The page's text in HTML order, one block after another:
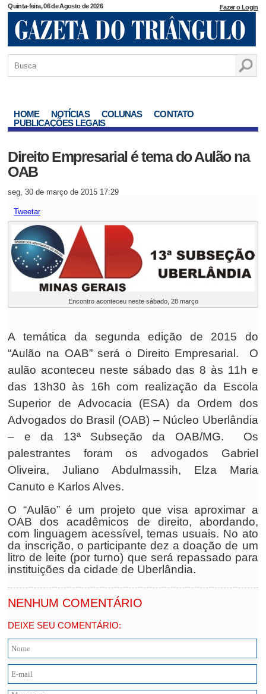
Quinta-feira, 06 de Agosto de 2026 Fazer o Login
HOME NOTÍCIAS COLUNAS
CONTATO
PUBLICAÇÕES LEGAIS
Direito Empresarial é tema do Aulão na
OAB
seg, 30 de março de 2015 17:29
Tweetar
Encontro aconteceu neste sábado, 28 março
A temática da segunda edição de 2015 do
“Aulão na OAB” será o Direito Empresarial. O
aulão aconteceu neste sábado das 8 às 11h e
das 13h30 às 16h com realização da Escola
Superior de Advocacia (ESA) da Ordem dos
Advogados do Brasil (OAB) – Núcleo Uberlândia
– e da 13ª Subseção da OAB/MG. Os
palestrantes foram os advogados Gabriel
Oliveira, Juliano Abdulmassih, Elza Maria
Canuto e Karlos Alves.
O “Aulão” é um projeto que visa aproximar a
OAB dos acadêmicos de direito, abordando,
com linguagem acessível, temas usuais. No ato
da inscrição, o participante dez a doação de um
litro de leite (por turno) que será repassado para
instituições da cidade de Uberlândia.
NENHUM COMENTÁRIO
DEIXE SEU COMENTÁRIO: